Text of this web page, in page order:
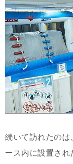
続いて訪れたのは
ース内に設置され